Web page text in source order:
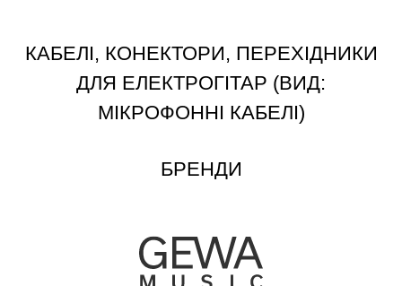
КАБЕЛІ, КОНЕКТОРИ, ПЕРЕХІДНИКИ
ДЛЯ ЕЛЕКТРОГІТАР (ВИД:
МІКРОФОННІ КАБЕЛІ)
БРЕНДИ